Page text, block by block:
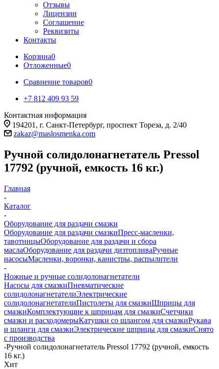
Отзывы
Лицензии
Соглашение
Реквизиты
Контакты
Корзина0
Отложенные0
Сравнение товаров0
+7 812 409 93 59
Контактная информация
194201, г. Санкт-Петербург, проспект Тореза, д. 2/40
zakaz@maslosmenka.com
Ручной солидолонагнетатель Pressol
17792 (ручной, емкость 16 кг.)
Главная
-
Каталог
-
Оборудование для раздачи смазки
Оборудование для раздачи смазкиПресс-масленки,
тавотницыОборудование для раздачи и сбора
маслаОборудование для раздачи дизтопливаРучные
насосыМасленки, воронки, канистры, распылители
-
Ножные и ручные солидолонагнетатели
Насосы для смазкиПневматические
солидолонагнетателиЭлектрические
солидолонагнетателиПистолеты для смазкиШприцы для
смазкиКомплектующие к шприцам для смазкиСчетчики
смазки и расходомерыКатушки со шлангом для смазкиРукава
и шланги для смазкиЭлектрические шприцы для смазкиСнято
с производства
-Ручной солидолонагнетатель Pressol 17792 (ручной, емкость
16 кг.)
Хит